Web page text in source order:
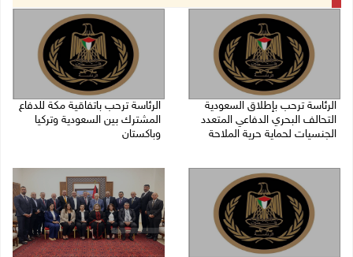
الرئاسة ترحب بإطلاق السعودية
التحالف البحري الدفاعي المتعدد
الجنسيات لحماية حرية الملاحة
الرئاسة ترحب باتفاقية مكة للدفاع
المشترك بين السعودية وتركيا
وباكستان